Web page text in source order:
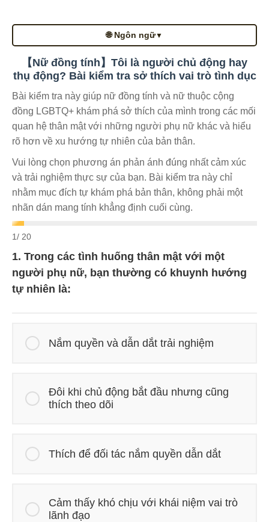
🌐 Ngôn ngữ▼
【Nữ đồng tính】Tôi là người chủ động hay
thụ động? Bài kiểm tra sở thích vai trò tình dục
Bài kiểm tra này giúp nữ đồng tính và nữ thuộc cộng
đồng LGBTQ+ khám phá sở thích của mình trong các mối
quan hệ thân mật với những người phụ nữ khác và hiểu
rõ hơn về xu hướng tự nhiên của bản thân.
Vui lòng chọn phương án phản ánh đúng nhất cảm xúc
và trải nghiệm thực sự của bạn. Bài kiểm tra này chỉ
nhằm mục đích tự khám phá bản thân, không phải một
nhãn dán mang tính khẳng định cuối cùng.
1/ 20
1. Trong các tình huống thân mật với một
người phụ nữ, bạn thường có khuynh hướng
tự nhiên là:
Nắm quyền và dẫn dắt trải nghiệm
Đôi khi chủ động bắt đầu nhưng cũng
thích theo dõi
Thích để đối tác nắm quyền dẫn dắt
Cảm thấy khó chịu với khái niệm vai trò
lãnh đạo